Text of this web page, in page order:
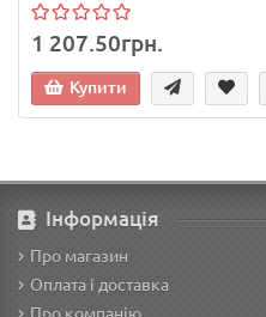
1 207.50грн.
Купити
Інформація
Про магазин
Оплата і доставка